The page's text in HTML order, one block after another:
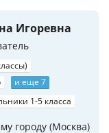
Игоревна
и еще 7
1-5 класса
городу (Москва)